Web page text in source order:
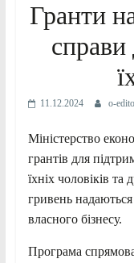
Гранти
справи
11.12.2024 o-
Міністерство
грантів для
їхніх чоловіків
гривень
власного бізнесу.
Програма